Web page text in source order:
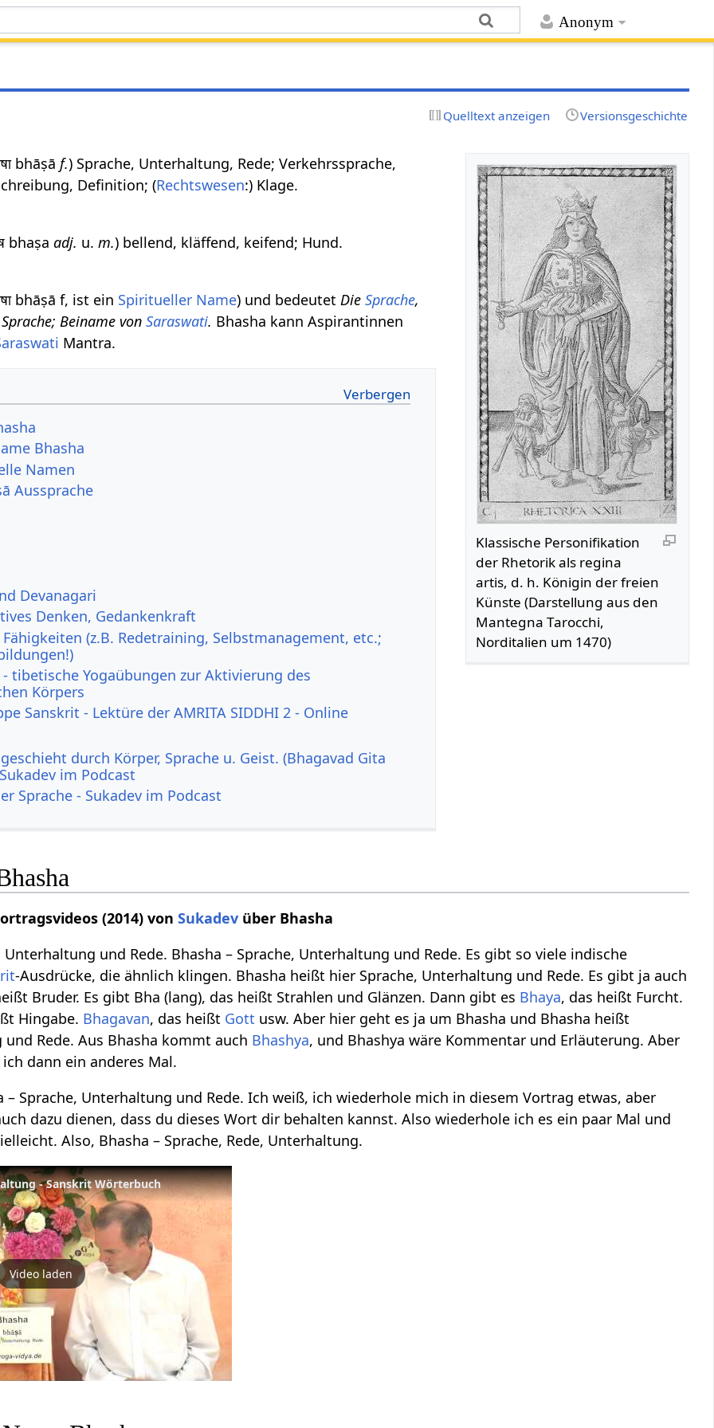
Anonym
Quelltext anzeigen Versionsgeschichte
Klassische Personifikation
der Rhetorik als regina
artis, d. h. Königin der freien
Künste (Darstellung aus den
Mantegna Tarocchi,
Norditalien um 1470)
bhāṣā f.) Sprache, Unterhaltung, Rede; Verkehrssprache,
Definition; (Rechtswesen:) Klage.
bhaṣaadj. u.m.) bellend, kläffend, keifend; Hund.
bhāṣā f, ist ein Spiritueller Name) und bedeutet DieSprache,
Beiname vonSaraswati. Bhasha kann Aspirantinnen
Mantra.
Bhasha
Namen
Aussprache
Devanagari
Denken, Gedankenkraft
(z.B. Redetraining, Selbstmanagement, etc.;
- tibetische Yogaübungen zur Aktivierung des
Körpers
Sanskrit - Lektüre der AMRITA SIDDHI 2 - Online
durch Körper, Sprache u. Geist. (Bhagavad Gita
im Podcast
Sprache - Sukadev im Podcast
(2014) vonSukadev über Bhasha
und Rede. Bhasha – Sprache, Unterhaltung und Rede. Es gibt so viele indische
-Ausdrücke, die ähnlich klingen. Bhasha heißt hier Sprache, Unterhaltung und Rede. Es gibt ja auch
Bruder. Es gibt Bha (lang), das heißt Strahlen und Glänzen. Dann gibt es Bhaya, das heißt Furcht.
Hingabe. Bhagavan, das heißt Gott usw. Aber hier geht es ja um Bhasha und Bhasha heißt
Rede. Aus Bhasha kommt auch Bhashya, und Bhashya wäre Kommentar und Erläuterung. Aber
dann ein anderes Mal.
– Sprache, Unterhaltung und Rede. Ich weiß, ich wiederhole mich in diesem Vortrag etwas, aber
dazu dienen, dass du dieses Wort dir behalten kannst. Also wiederhole ich es ein paar Mal und
Also, Bhasha – Sprache, Rede, Unterhaltung.
- Sanskrit Wörterbuch
Video laden